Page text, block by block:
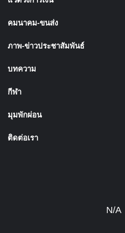
คมนาคม-ขนส่ง
ภาพ-ข่าวประชาสัมพันธ์
บทความ
กีฬา
มุมพักผ่อน
ติดต่อเรา
N/A